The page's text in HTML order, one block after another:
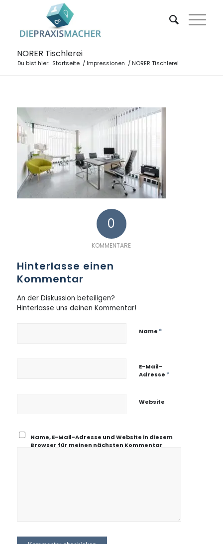
NORER Tischlerei
Du bist hier: Startseite / Impressionen / NORER Tischlerei
0
KOMMENTARE
Hinterlasse einen
Kommentar
An der Diskussion beteiligen?
Hinterlasse uns deinen Kommentar!
Name *
E-Mail-
Adresse *
Website
Name, E-Mail-Adresse und Website in diesem
Browser für meinen nächsten Kommentar